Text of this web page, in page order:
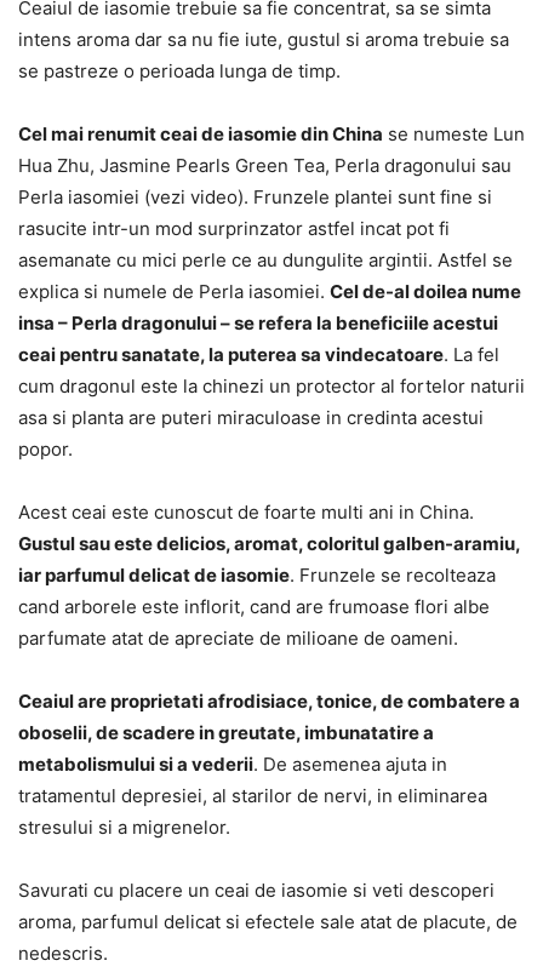
Ceaiul de iasomie trebuie sa fie concentrat, sa se simta
intens aroma dar sa nu fie iute, gustul si aroma trebuie sa
se pastreze o perioada lunga de timp.
Cel mai renumit ceai de iasomie din China se numeste Lun
Hua Zhu, Jasmine Pearls Green Tea, Perla dragonului sau
Perla iasomiei (vezi video). Frunzele plantei sunt fine si
rasucite intr-un mod surprinzator astfel incat pot fi
asemanate cu mici perle ce au dungulite argintii. Astfel se
explica si numele de Perla iasomiei. Cel de-al doilea nume
insa – Perla dragonului – se refera la beneficiile acestui
ceai pentru sanatate, la puterea sa vindecatoare. La fel
cum dragonul este la chinezi un protector al fortelor naturii
asa si planta are puteri miraculoase in credinta acestui
popor.
Acest ceai este cunoscut de foarte multi ani in China.
Gustul sau este delicios, aromat, coloritul galben-aramiu,
iar parfumul delicat de iasomie. Frunzele se recolteaza
cand arborele este inflorit, cand are frumoase flori albe
parfumate atat de apreciate de milioane de oameni.
Ceaiul are proprietati afrodisiace, tonice, de combatere a
oboselii, de scadere in greutate, imbunatatire a
metabolismului si a vederii. De asemenea ajuta in
tratamentul depresiei, al starilor de nervi, in eliminarea
stresului si a migrenelor.
Savurati cu placere un ceai de iasomie si veti descoperi
aroma, parfumul delicat si efectele sale atat de placute, de
nedescris.